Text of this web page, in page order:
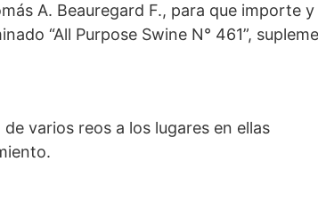
A. Beauregard F., para que importe y
“All Purpose Swine N° 461”,
varios reos a los lugares en ellas